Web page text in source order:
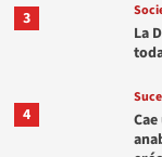
3
La
4